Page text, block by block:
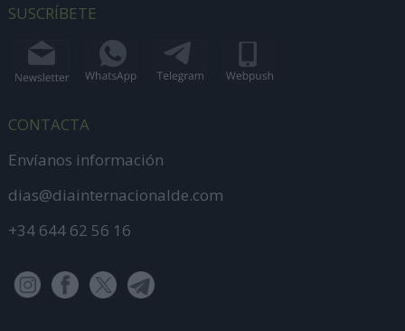
SUSCRÍBETE
CONTACTA
Envíanos información
dias@diainternacionalde.com
+34 644 62 56 16